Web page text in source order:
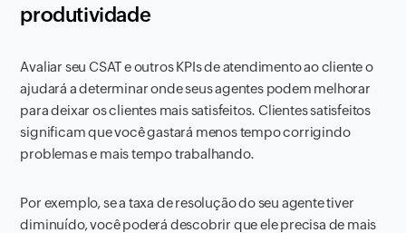
produtividade
Avaliar seu CSAT e outros KPIs de atendimento ao cliente o
ajudará a determinar onde seus agentes podem melhorar
para deixar os clientes mais satisfeitos. Clientes satisfeitos
significam que você gastará menos tempo corrigindo
problemas e mais tempo trabalhando.
Por exemplo, se a taxa de resolução do seu agente tiver
diminuído, você poderá descobrir que ele precisa de mais